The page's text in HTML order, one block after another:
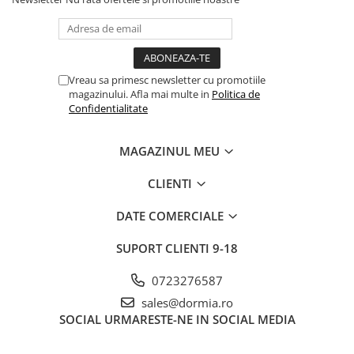
i cu -40% reducere, devine practic irezistibil pentr
u cei care apreciază calitatea reală la un preț acce
Instrucțiuni de întreținere
• Spălare la mașină: 30-40°C, program delicat
• Călcare: temperatură scăzută
• Nu se folosesc înălbitori sau curățare chimică
• Uscare la temperatură redusă sau natural
cardul sau ramburs la curier. Livrare în 1-3 zile lu
Vreau sa primesc newsletter cu promotiile
magazinului. Afla mai multe in Politica de
Confidentialitate
MAGAZINUL MEU
CLIENTI
DATE COMERCIALE
SUPORT CLIENTI 9-18
0723276587
sales@dormia.ro
SOCIAL URMARESTE-NE IN SOCIAL MEDIA